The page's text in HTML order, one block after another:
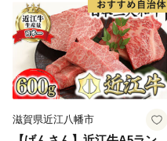
滋賀県近江八幡市